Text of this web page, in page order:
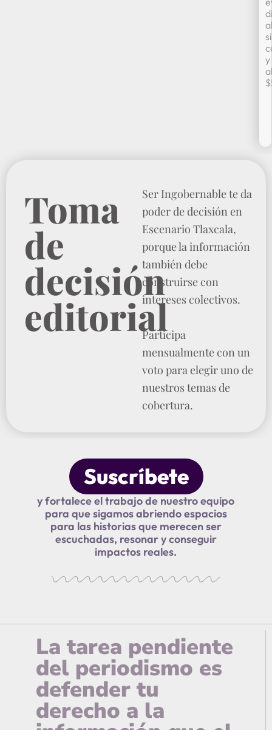
y
Toma
de
decisión
editorial
Ser Ingobernable te da
poder de decisión en
Escenario Tlaxcala,
porque la información
también debe
construirse con
intereses colectivos.
Participa
mensualmente con un
voto para elegir uno de
nuestros temas de
cobertura.
Suscríbete
y fortalece el trabajo de nuestro equipo
para que sigamos abriendo espacios
para las historias que merecen ser
escuchadas, resonar y conseguir
impactos reales.
La tarea pendiente
del periodismo es
defender tu
derecho a la